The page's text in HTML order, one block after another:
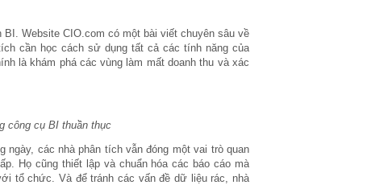
Website CIO.com có một bài viết chuyên sâu về
cần học cách sử dụng tất cả các tính năng của
là khám phá các vùng làm mất doanh thu và xác
công cụ BI thuần thục
ngày, các nhà phân tích vẫn đóng một vai trò quan
Họ cũng thiết lập và chuẩn hóa các báo cáo mà
tổ chức. Và để tránh các vấn đề dữ liệu rác, nhà